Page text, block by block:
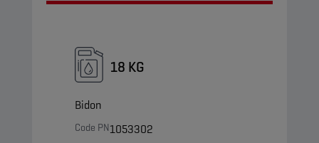
18 KG
Bidon
Code PN1053302